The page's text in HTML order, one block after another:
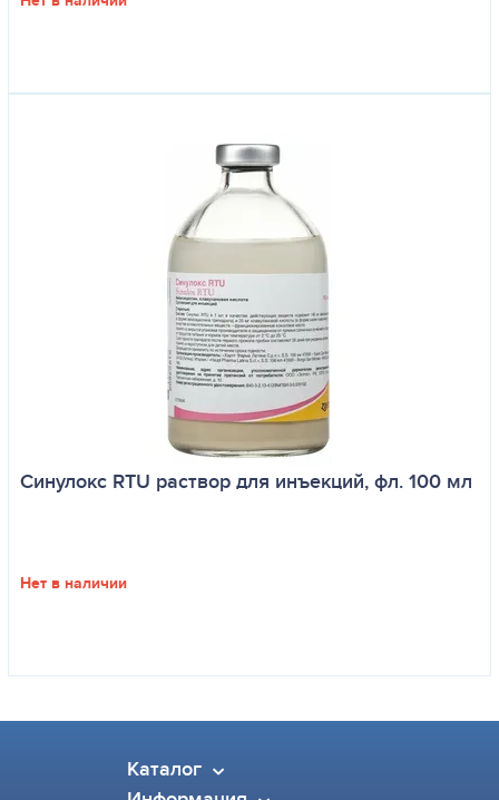
Синулокс RTU раствор для инъекций, фл. 100 мл
Нет в наличии
Каталог